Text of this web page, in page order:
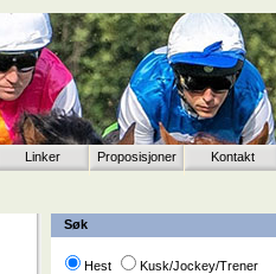
Linker Proposisjoner Kontakt
Søk
Hest
Kusk/Jockey/Trener